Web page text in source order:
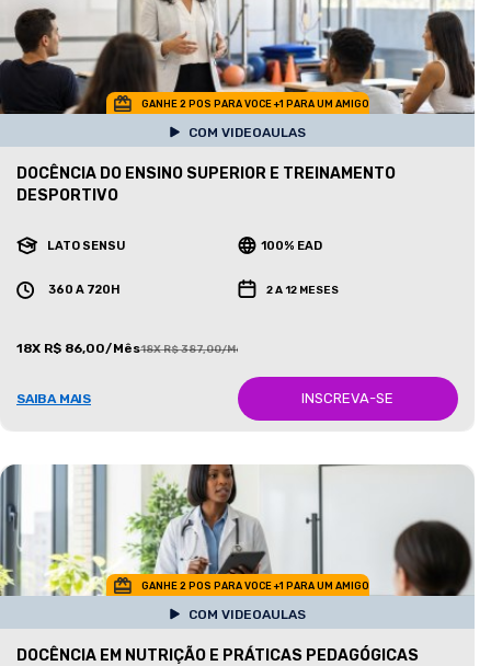
GANHE 2 POS PARA VOCE +1 PARA UM AMIGO
COM VIDEOAULAS
DOCÊNCIA DO ENSINO SUPERIOR E TREINAMENTO
DESPORTIVO
LATO SENSU 100% EAD
360 A 720H 2 A 12 MESES
18X R$ 86,00/Mês18X R$ 387,00/Mês
SAIBA MAIS INSCREVA-SE
GANHE 2 POS PARA VOCE +1 PARA UM AMIGO
COM VIDEOAULAS
DOCÊNCIA EM NUTRIÇÃO E PRÁTICAS PEDAGÓGICAS